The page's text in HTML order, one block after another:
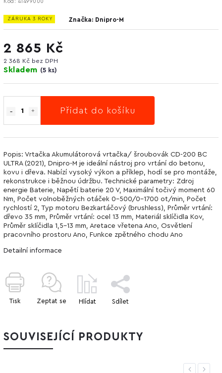
ZÁRUKA 3 ROKY Značka: Dnipro-M
2 865 Kč
2 368 Kč bez DPH
Skladem (5 ks)
Přidat do košíku
Popis: Vrtačka Akumulátorová vrtačka/ šroubovák CD-200 BC
ULTRA (2021), Dnipro-M je ideální nástroj pro vrtání do betonu,
kovu i dřeva. Nabízí vysoký výkon a příklep, hodí se pro montáže,
rekonstrukce i běžnou údržbu. Technické parametry: Zdroj
energie Baterie, Napětí baterie 20 V, Maximální točivý moment 60
Nm, Počet volnoběžných otáček 0-500/0-1700 ot/min, Počet
rychlostí 2, Typ motoru Bezkartáčový (brushless), Průměr vrtání:
dřevo 35 mm, Průměr vrtání: ocel 13 mm, Materiál sklíčidla Kov,
Průměr sklíčidla 1,5-13 mm, Aretace vřetena Ano, Osvětlení
pracovního prostoru Ano, Funkce zpětného chodu Ano
Detailní informace
Tisk Zeptat se Hlídat Sdílet
SOUVISEJÍCÍ PRODUKTY
Previous
Next